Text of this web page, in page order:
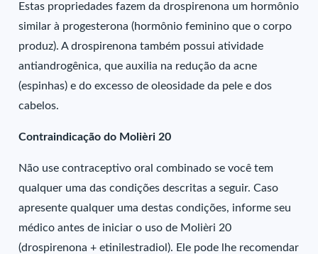
Estas propriedades fazem da drospirenona um hormônio
similar à progesterona (hormônio feminino que o corpo
produz). A drospirenona também possui atividade
antiandrogênica, que auxilia na redução da acne
(espinhas) e do excesso de oleosidade da pele e dos
cabelos.
Contraindicação do Molièri 20
Não use contraceptivo oral combinado se você tem
qualquer uma das condições descritas a seguir. Caso
apresente qualquer uma destas condições, informe seu
médico antes de iniciar o uso de Molièri 20
(drospirenona + etinilestradiol). Ele pode lhe recomendar